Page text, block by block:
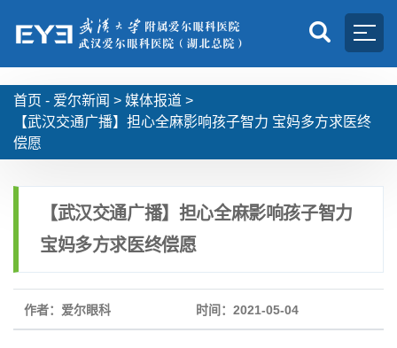
首页 - 爱尔新闻 > 媒体报道 >
【武汉交通广播】担心全麻影响孩子智力 宝妈多方求医终
偿愿
【武汉交通广播】担心全麻影响孩子智力
宝妈多方求医终偿愿
作者：爱尔眼科 时间：2021-05-04